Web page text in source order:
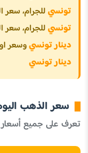
تونسيللجرام، سعر
تونسيللجرام، سعر
دينار تونسيوسعر
دينار تونسي
سعر الذهب
تعرف على جميع